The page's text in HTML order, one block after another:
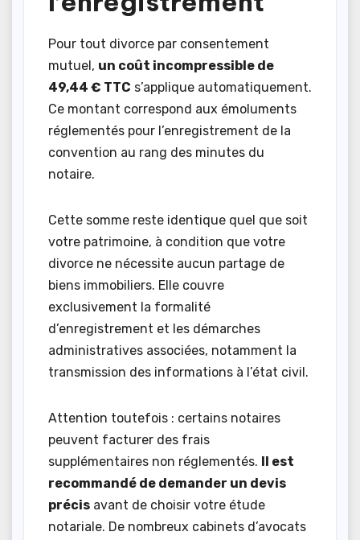
Pour tout divorce par consentement
mutuel, un coût incompressible de
49,44 € TTC s’applique automatiquement.
Ce montant correspond aux émoluments
réglementés pour l’enregistrement de la
convention au rang des minutes du
notaire.
Cette somme reste identique quel que soit
votre patrimoine, à condition que votre
divorce ne nécessite aucun partage de
biens immobiliers. Elle couvre
exclusivement la formalité
d’enregistrement et les démarches
administratives associées, notamment la
transmission des informations à l’état civil.
Attention toutefois : certains notaires
peuvent facturer des frais
supplémentaires non réglementés.
Il est
recommandé de demander un devis
précis avant de choisir votre étude
notariale. De nombreux cabinets d’avocats